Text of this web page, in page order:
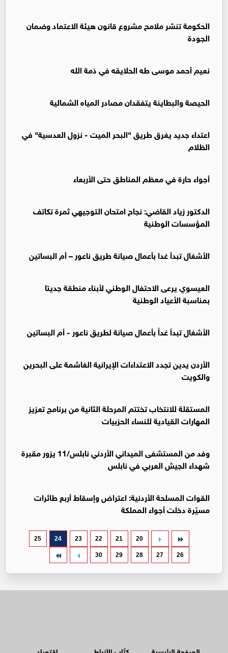
الحكومة تنشر ملامح مشروع قانون هيئة الاعتماد وضمان
الجودة
نعيم أحمد موسى طه الحلايقه في ذمة الله
الحيصة والبطاينة يتفقدان مصادر المياه الشمالية
اعتداء جديد يغرق طريق "البحر الميت - نزول العدسية" في
الظلام
أجواء حارة في معظم المناطق حتى الأربعاء
الدكتور زياد القاضي: نجاح امتحان التوجيهي ثمرة تكاتف
المؤسسات الوطنية
الأشغال تبدأ غدا بأعمال صيانة طريق ناعور – أم البساتين
العيسوي يرعى الاحتفال الوطني لأبناء منطقة جديتا
بمناسبة الأعياد الوطنية
الأشغال تبدأ غداً بأعمال صيانة لطريق ناعور - أم البساتين
الأردن يدين تجدد الاعتداءات الإيرانية الغاشمة على البحرين
والكويت
المستقلة للانتخاب تختتم المرحلة الثانية من برنامج تعزيز
المهارات القيادية للنساء الحزبيات
وفد من المستشفى الميداني الأردني نابلس/11 يزور مقبرة
شهداء الجيش العربي في نابلس
القوات المسلحة الأردنية: اعتراض وإسقاط أربع طائرات
مسيّرة دخلت أجواء المملكة
20
21
22
23
24
25
26
27
28
29
30